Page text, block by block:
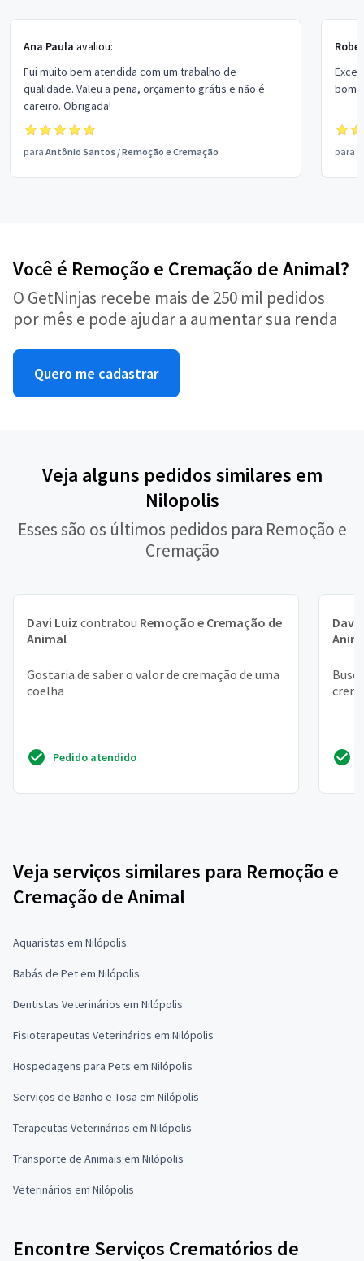
Ana Paula avaliou:
Fui muito bem atendida com um trabalho de
qualidade. Valeu a pena, orçamento grátis e não é
careiro. Obrigada!
para Antônio Santos /Remoção e Cremação
bom
para
Você é Remoção e Cremação de Animal?
O GetNinjas recebe mais de 250 mil pedidos
por mês e pode ajudar a aumentar sua renda
Quero me cadastrar
Veja alguns pedidos similares em
Nilopolis
Esses são os últimos pedidos para Remoção e
Cremação
Davi Luiz contratou Remoção e Cremação de
Animal
Gostaria de saber o valor de cremação de uma
coelha
Pedido atendido
Davi
Veja serviços similares para Remoção e
Cremação de Animal
Aquaristas em Nilópolis
Babás de Pet em Nilópolis
Dentistas Veterinários em Nilópolis
Fisioterapeutas Veterinários em Nilópolis
Hospedagens para Pets em Nilópolis
Serviços de Banho e Tosa em Nilópolis
Terapeutas Veterinários em Nilópolis
Transporte de Animais em Nilópolis
Veterinários em Nilópolis
Encontre Serviços Crematórios de